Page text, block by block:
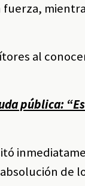
al
pública:
de